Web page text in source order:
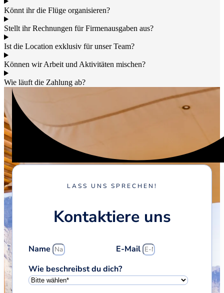
Könnt ihr die Flüge organisieren?
Stellt ihr Rechnungen für Firmenausgaben aus?
Ist die Location exklusiv für unser Team?
Können wir Arbeit und Aktivitäten mischen?
Wie läuft die Zahlung ab?
LASS UNS SPRECHEN!
Kontaktiere uns
Name
E-Mail
Wie beschreibst du dich?